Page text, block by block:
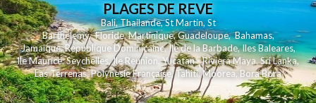
PLAGES DE REVE
Bali,Thailande,St Martin,St
Barthelemy,Floride,Martinique,Guadeloupe,Bahamas,
Jamaique,Republique Dominicaine,Ile de la Barbade,Iles Baleares,
Ile Maurice,Seychelles,Ile Reunion,Yucatan - Riviera Maya,Sri Lanka,
Las Terrenas,Polynesie Française,Tahiti,Moorea, Bora Bora